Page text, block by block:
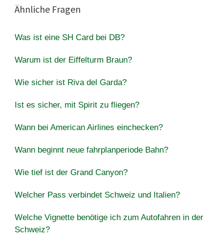
Ähnliche Fragen
Was ist eine SH Card bei DB?
Warum ist der Eiffelturm Braun?
Wie sicher ist Riva del Garda?
Ist es sicher, mit Spirit zu fliegen?
Wann bei American Airlines einchecken?
Wann beginnt neue fahrplanperiode Bahn?
Wie tief ist der Grand Canyon?
Welcher Pass verbindet Schweiz und Italien?
Welche Vignette benötige ich zum Autofahren in der
Schweiz?